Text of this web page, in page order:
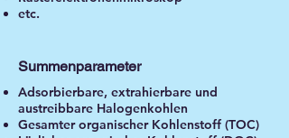
etc.
Summenparameter
Adsorbierbare, extrahierbare und
austreibbare Halogenkohlen
Gesamter organischer Kohlenstoff (TOC)